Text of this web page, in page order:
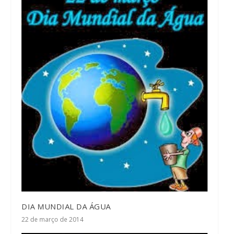
DIA MUNDIAL DA ÁGUA
22 de março de 2014